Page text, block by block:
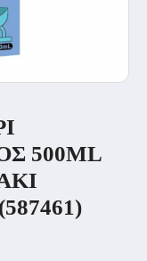
500ML